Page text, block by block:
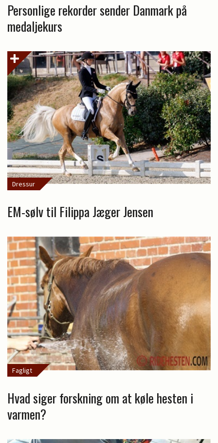
Personlige rekorder sender Danmark på
medaljekurs
Dressur
EM-sølv til Filippa Jæger Jensen
Fagligt
Hvad siger forskning om at køle hesten i
varmen?